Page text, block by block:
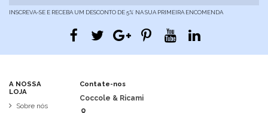
INSCREVA-SE E RECEBA UM DESCONTO DE 5% NA SUA PRIMEIRA ENCOMENDA
A NOSSA
LOJA
Sobre nós
Contate-nos
Coccole & Ricami